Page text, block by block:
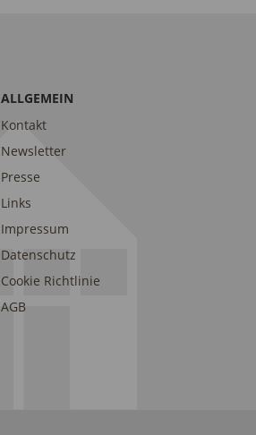
ALLGEMEIN
Kontakt
Newsletter
Presse
Links
Impressum
Datenschutz
Cookie Richtlinie
AGB